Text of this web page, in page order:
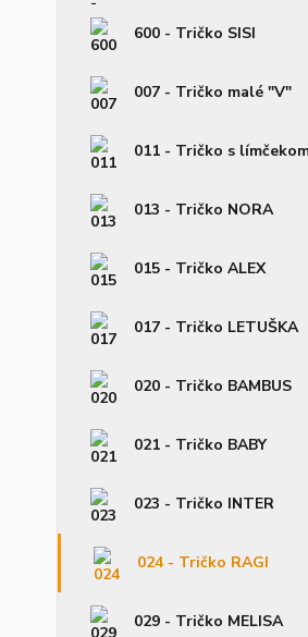
600 - Tričko SISI
007 - Tričko malé "V"
011 - Tričko s
013 - Tričko NORA
015 - Tričko ALEX
017 - Tričko LETUŠKA
020 - Tričko BAMBUS
021 - Tričko BABY
023 - Tričko INTER
024 - Tričko RAGI
029 - Tričko MELISA